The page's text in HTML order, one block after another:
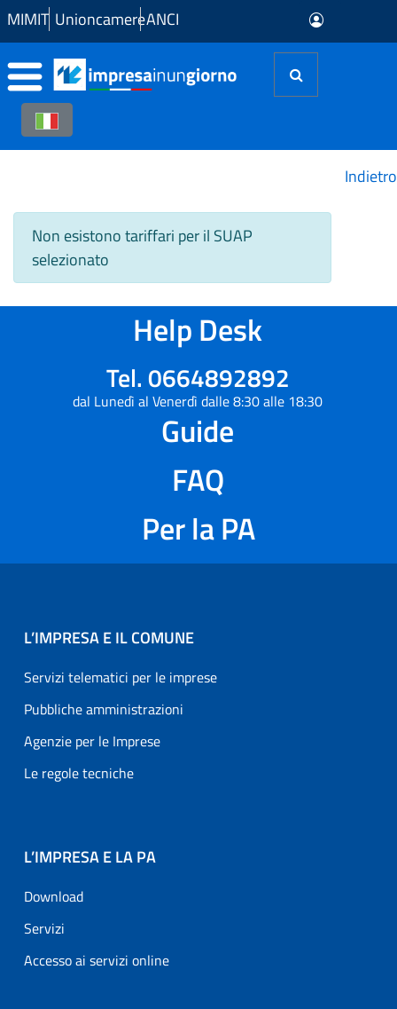
Skip to Main Content
MIMIT UnioncamereANCI
Non esistono tariffari per il SUAP
selezionato
Indietro
Help Desk
Tel. 0664892892
dal Lunedì al Venerdì dalle 8:30 alle 18:30
Guide
FAQ
Per la PA
L’IMPRESA E IL COMUNE
Servizi telematici per le imprese
Pubbliche amministrazioni
Agenzie per le Imprese
Le regole tecniche
L’IMPRESA E LA PA
Download
Servizi
Accesso ai servizi online